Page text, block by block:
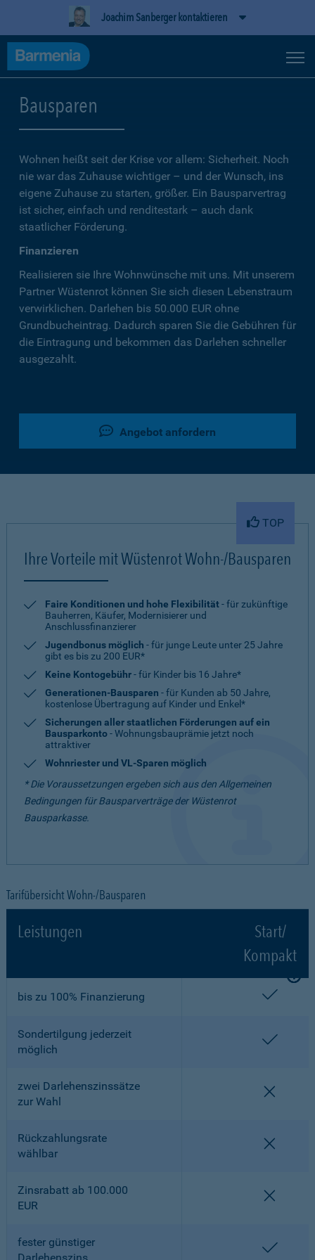
Joachim Sanberger kontaktieren
Bausparen
Wohnen heißt seit der Krise vor allem: Sicherheit. Noch
nie war das Zuhause wichtiger – und der Wunsch, ins
eigene Zuhause zu starten, größer. Ein Bausparvertrag
ist sicher, einfach und renditestark – auch dank
staatlicher Förderung.
Finanzieren
Realisieren sie Ihre Wohnwünsche mit uns. Mit unserem
Partner Wüstenrot können Sie sich diesen Lebenstraum
verwirklichen. Darlehen bis 50.000 EUR ohne
Grundbucheintrag. Dadurch sparen Sie die Gebühren für
die Eintragung und bekommen das Darlehen schneller
ausgezahlt.
Angebot anfordern
TOP
Ihre Vorteile mit Wüstenrot Wohn-/Bausparen
Faire Konditionen und hohe Flexibilität- für zukünftige
Bauherren, Käufer, Modernisierer und
Anschlussfinanzierer
Jugendbonus möglich - für junge Leute unter 25 Jahre
gibt es bis zu 200 EUR*
Keine Kontogebühr- für Kinder bis 16 Jahre*
Generationen-Bausparen - für Kunden ab 50 Jahre,
kostenlose Übertragung auf Kinder und Enkel*
Sicherungen aller staatlichen Förderungen auf ein
Bausparkonto- Wohnungsbauprämie jetzt noch
attraktiver
Wohnriester und VL-Sparen möglich
* Die Voraussetzungen ergeben sich aus den Allgemeinen
Bedingungen für Bausparverträge der Wüstenrot
Bausparkasse.
Tarifübersicht Wohn-/Bausparen
Leistungen
Start/
Kompakt
bis zu 100% Finanzierung
Sondertilgung jederzeit
möglich
zwei Darlehenszinssätze
zur Wahl
Rückzahlungsrate
wählbar
Zinsrabatt ab 100.000
EUR
fester günstiger